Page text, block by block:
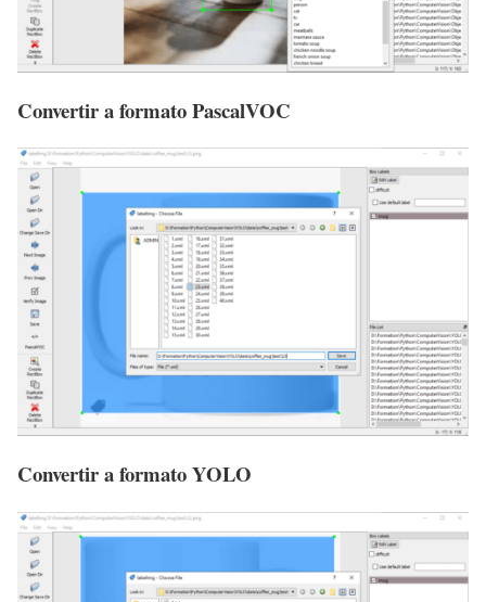
Convertir a formato PascalVOC
Convertir a formato YOLO